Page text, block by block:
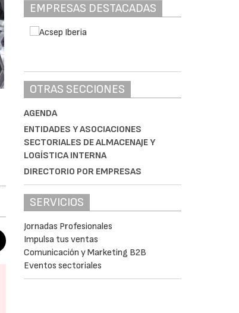
EMPRESAS DESTACADAS
OTRAS SECCIONES
AGENDA
ENTIDADES Y ASOCIACIONES
SECTORIALES DE ALMACENAJE Y
LOGÍSTICA INTERNA
DIRECTORIO POR EMPRESAS
SERVICIOS
Jornadas Profesionales
Impulsa tus ventas
Comunicación y Marketing B2B
Eventos sectoriales